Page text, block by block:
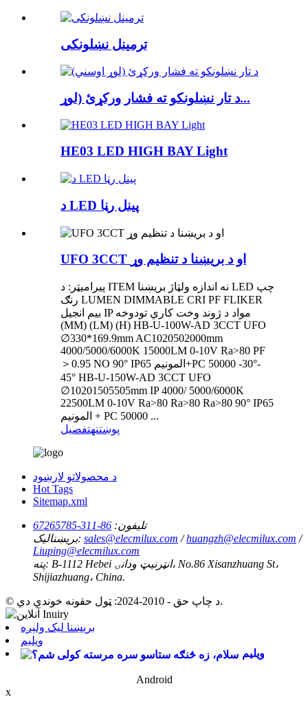
ترمینل نښلونکی
د تار نښلونکو ته فشار ورکړئ (لوړ...
HE03 LED HIGH BAY Light
د LED پینل رڼا
UFO 3CCT او د بریښنا د تنظیم وړ
پیرامیټر: د ITEM نه اندازه ولټاژ بریښنا LED چپ
رنګ LUMEN DIMMABLE CRI PF FLIKER
بیم انجیل IP مواد د ژوند وخت کاري تودوخه
(MM) (LM) (H) HB-U-100W-AD 3CCT UFO
∅330*169.9mm AC1020502000mm
4000/5000/6000K 15000LM 0-10V Ra>80 PF
＞0.95 NO 90° IP65 المونیم+PC 50000 -30°-
45° HB-U-150W-AD 3CCT UFO
∅10201505505mm IP 4000/ 5000/6000K
22500LM 0-10V Ra>80 Ra>80 Ra>80 90° IP65
المونیم + PC 50000 ...
پوښتنهتفصیل
د محصولاتو لارښود
Hot Tags
Sitemap.xml
تلیفون: 86-311-67265785
بریښنالیک: sales@elecmilux.com /huangzh@elecmilux.com /
Liuping@elecmilux.com
پته: B-1112 Hebei انټرنیټ ودانۍ، No.86 Xisanzhuang St،
Shijiazhuang، China.
© د چاپ حق - 2010-2024: ټول حقونه خوندي دي.
برېښنا لیک ولېږه
ویلیم
ویلیم
Android
x